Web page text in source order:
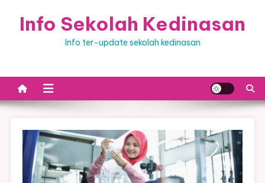
Info Sekolah Kedinasan
Info ter-update sekolah kedinasan